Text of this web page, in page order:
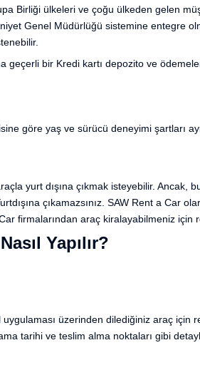
Birliği ülkeleri ve çoğu ülkeden gelen
Genel Müdürlüğü sistemine entegre
geçerli bir Kredi kartı depozito ve
göre yaş ve sürücü deneyimi şartları
yurt dışına çıkmak isteyebilir. Ancak,
çıkamazsınız. SAW Rent a Car
firmalarından araç kiralayabilmeniz için
Yapılır?
üzerinden dilediğiniz araç için
tarihi ve teslim alma noktaları gibi